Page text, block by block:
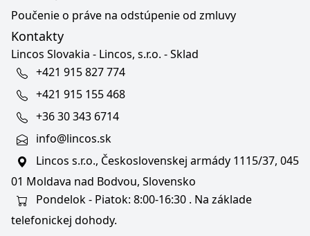
Poučenie o práve na odstúpenie od zmluvy
Kontakty
Lincos Slovakia - Lincos, s.r.o. - Sklad
+421 915 827 774
+421 915 155 468
+36 30 343 6714
info@lincos.sk
Lincos s.r.o., Československej armády 1115/37, 045
01 Moldava nad Bodvou, Slovensko
Pondelok - Piatok: 8:00-16:30 . Na základe
telefonickej dohody.